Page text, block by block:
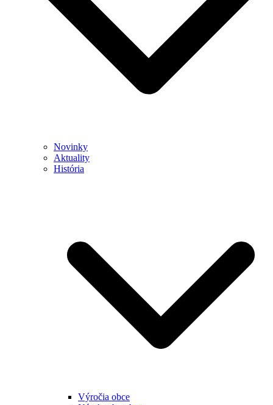
Novinky
Aktuality
História
Výročia obce